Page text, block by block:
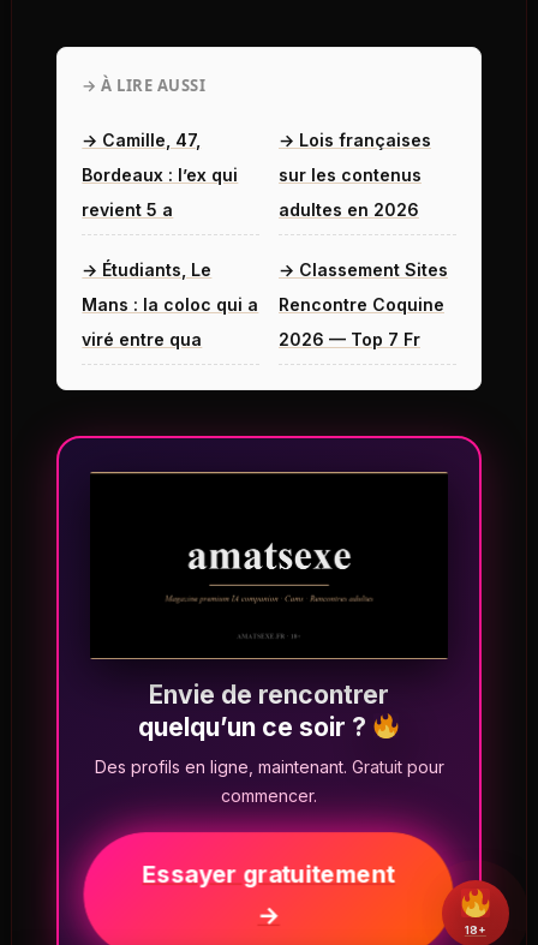
18+
→ À LIRE AUSSI
→ Camille, 47,
Bordeaux : l’ex qui
revient 5 a
→ Lois françaises
sur les contenus
adultes en 2026
→ Étudiants, Le
Mans : la coloc qui a
viré entre qua
→ Classement Sites
Rencontre Coquine
2026 — Top 7 Fr
Envie de rencontrer
quelqu’un ce soir ?
Des profils en ligne, maintenant. Gratuit pour
commencer.
Essayer gratuitement
→